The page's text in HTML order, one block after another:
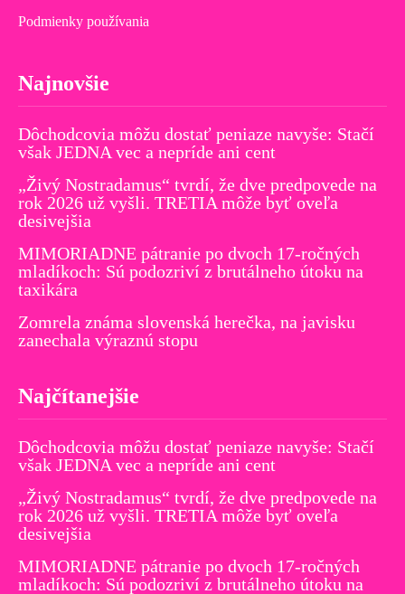
Podmienky používania
Najnovšie
Dôchodcovia môžu dostať peniaze navyše: Stačí
však JEDNA vec a nepríde ani cent
„Živý Nostradamus“ tvrdí, že dve predpovede na
rok 2026 už vyšli. TRETIA môže byť oveľa
desivejšia
MIMORIADNE pátranie po dvoch 17-ročných
mladíkoch: Sú podozriví z brutálneho útoku na
taxikára
Zomrela známa slovenská herečka, na javisku
zanechala výraznú stopu
Najčítanejšie
Dôchodcovia môžu dostať peniaze navyše: Stačí
však JEDNA vec a nepríde ani cent
„Živý Nostradamus“ tvrdí, že dve predpovede na
rok 2026 už vyšli. TRETIA môže byť oveľa
desivejšia
MIMORIADNE pátranie po dvoch 17-ročných
mladíkoch: Sú podozriví z brutálneho útoku na